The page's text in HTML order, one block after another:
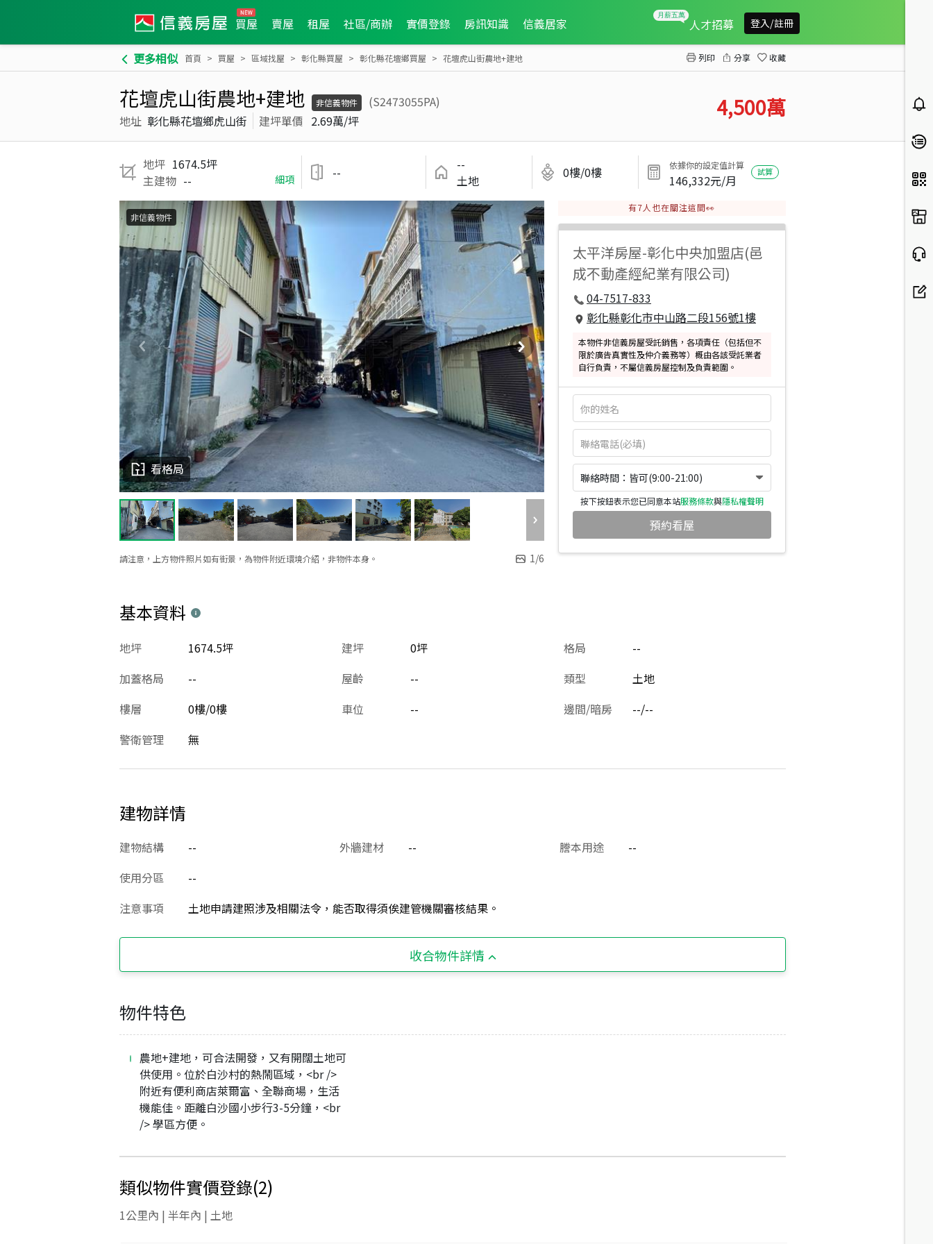
買屋 賣屋 租屋 社區/商辦 實價登錄 房訊知識 信義居家 人才招募 登入/註冊
更多相似 首頁 買屋 區域找屋 彰化縣買屋 彰化縣花壇鄉買屋 花壇虎山街農地+建地 列印 分享 收藏
花壇虎山街農地+建地 非信義物件
(S2473055PA)
地址 彰化縣花壇鄉虎山街 建坪單價 2.69萬/坪 4,500萬
地坪 1674.5坪
主建物 -- 細項 --
--
土地
0樓/0樓 依據你的設定值計算
146,332元/月
試算
請注意，上方物件照片如有街景，為物件附近環境介紹，非物件本身。 1/6
看格局
非信義物件
有7人也在關注這間👀
太平洋房屋-彰化中央加盟店(邑
成不動產經紀業有限公司)
04-7517-833
彰化縣彰化市中山路二段156號1樓
本物件非信義房屋受託銷售，各項責任（包括但不
限於廣告真實性及仲介義務等）概由各該受託業者
自行負責，不屬信義房屋控制及負責範圍。
聯絡時間：皆可(9:00-21:00)
按下按鈕表示您已同意本站服務條款與隱私權聲明
預約看屋
基本資料
建坪 0坪
地坪 1674.5坪 格局
--
加蓋格局
-- 屋齡 -- 類型
土地
樓層
0樓/0樓 車位 -- 邊間/暗房
--/--
警衛管理
無
建物詳情
建物結構 -- 外牆建材 -- 謄本用途
--
使用分區
--
注意事項
土地申請建照涉及相關法令，能否取得須俟建管機關審核結果。
收合物件詳情
物件特色
農地+建地，可合法開發，又有開闊土地可
供使用。位於白沙村的熱鬧區域，<br />
附近有便利商店萊爾富、全聯商場，生活
機能佳。距離白沙國小步行3-5分鐘，<br
/> 學區方便。
類似物件實價登錄(2)
1公里內 | 半年內 | 土地